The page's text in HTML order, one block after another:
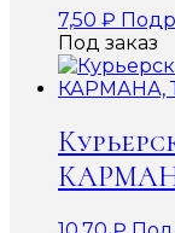
7,50 ₽
Под заказ